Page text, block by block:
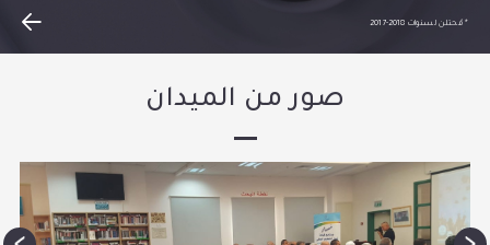
* مُحتلن لسنوات 2018-2017
صور من الميدان